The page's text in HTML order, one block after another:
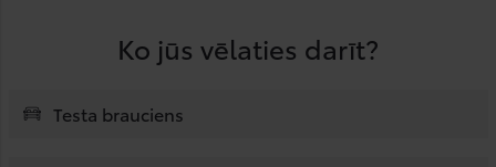
Ko jūs vēlaties darīt?
Testa brauciens